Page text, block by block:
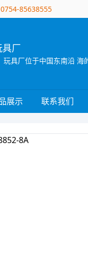
85638555
厂
展示 联系我们